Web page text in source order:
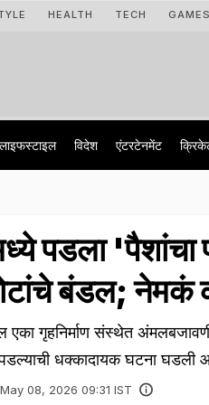
HEALTH TECH GAMES
लाइफस्टाइल विदेश एंटरटेनमेंट
पडला 'पैशांचा
बंडल;
गृहनिर्माण संस्थेत
पडल्याची धक्कादायक घटना घडली
May 08, 2026 09:31 IST